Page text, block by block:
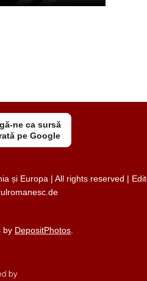
ne ca sursă
pe Google
și Europa | All rights reserved |
by DepositPhotos